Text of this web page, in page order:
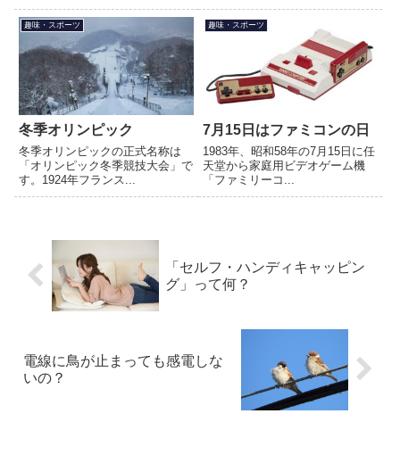
趣味・スポーツ
冬季オリンピック
冬季オリンピックの正式名称は
「オリンピック冬季競技大会」で
す。1924年フランス...
趣味・スポーツ
7月15日はファミコンの日
1983年、昭和58年の7月15日に任
天堂から家庭用ビデオゲーム機
「ファミリーコ...
「セルフ・ハンディキャッピン
グ」って何？
電線に鳥が止まっても感電しな
いの？